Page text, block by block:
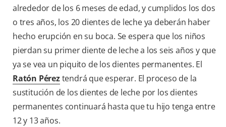
alrededor de los 6 meses de edad, y cumplidos los dos
o tres años, los 20 dientes de leche ya deberán haber
hecho erupción en su boca. Se espera que los niños
pierdan su primer diente de leche a los seis años y que
ya se vea un piquito de los dientes permanentes. El
Ratón Péreztendrá que esperar. El proceso de la
sustitución de los dientes de leche por los dientes
permanentes continuará hasta que tu hijo tenga entre
12 y 13 años.